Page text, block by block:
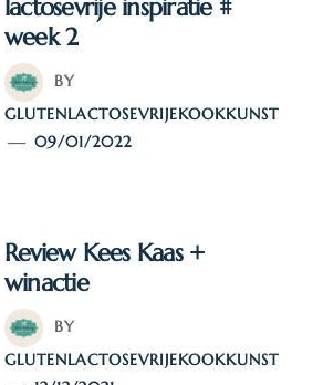
lactosevrije inspiratie #
week 2
BY
GLUTENLACTOSEVRIJEKOOKKUNST
09/01/2022
Review Kees Kaas +
winactie
BY
GLUTENLACTOSEVRIJEKOOKKUNST